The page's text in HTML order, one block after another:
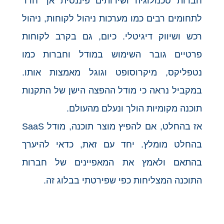
לתחומים רבים כמו מערכות ניהול לקוחות, ניהול
רכש ושיווק דיגיטלי. כיום, גם בקרב לקוחות
פרטיים גובר השימוש במודל וחברות כמו
נטפליקס, מיקרוסופט וגוגל מאמצות אותו.
במקביל נראה כי מודל ההפצה הישן של התקנות
תוכנה מקומיות הולך ונעלם מהעולם.
אז בהחלט, אם להפיץ מוצר תוכנה, מודל SaaS
בהחלט מומלץ. יחד עם זאת, כדאי להיערך
בהתאם ולאמץ את המאפיינים של חברות
התוכנה המצליחות כפי שפירטתי בבלוג זה.